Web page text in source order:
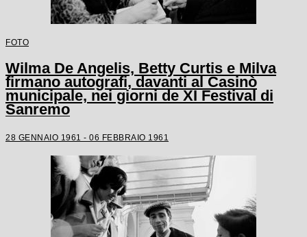
FOTO
Wilma De Angelis, Betty Curtis e Milva
firmano autografi, davanti al Casinò
municipale, nei giorni de XI Festival di
Sanremo
28 GENNAIO 1961 - 06 FEBBRAIO 1961